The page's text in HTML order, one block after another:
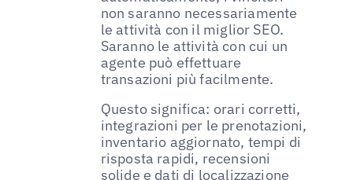
non saranno necessariamente
le attività con il miglior SEO.
Saranno le attività con cui un
agente può effettuare
transazioni più facilmente.
Questo significa: orari corretti,
integrazioni per le prenotazioni,
inventario aggiornato, tempi di
risposta rapidi, recensioni
solide e dati di localizzazione